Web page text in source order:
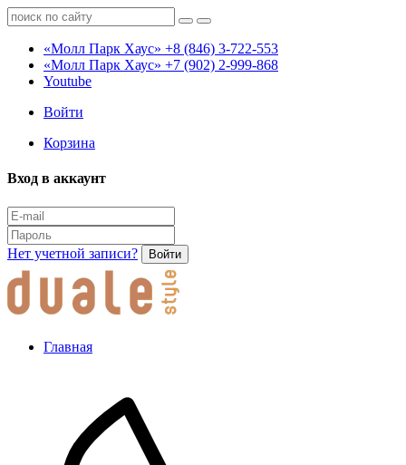
«Молл Парк Хаус» +8 (846) 3-722-553
«Молл Парк Хаус» +7 (902) 2-999-868
Youtube
Войти
Корзина
Вход в аккаунт
Нет учетной записи? Войти
Главная